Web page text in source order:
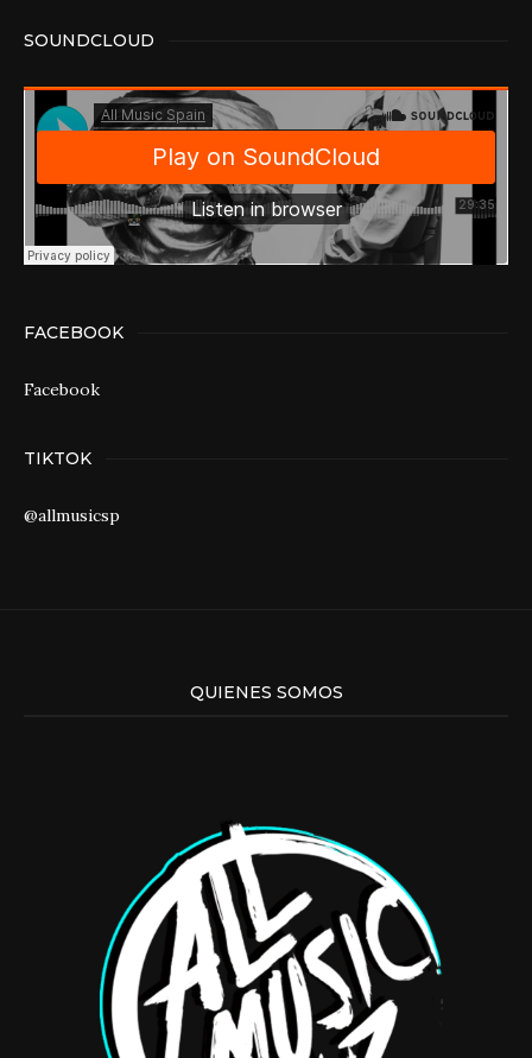
SOUNDCLOUD
FACEBOOK
Facebook
TIKTOK
@allmusicsp
QUIENES SOMOS